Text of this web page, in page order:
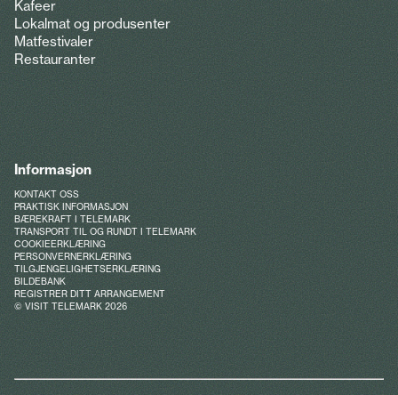
Kafeer
Lokalmat og produsenter
Matfestivaler
Restauranter
Informasjon
KONTAKT OSS
PRAKTISK INFORMASJON
BÆREKRAFT I TELEMARK
TRANSPORT TIL OG RUNDT I TELEMARK
COOKIEERKLÆRING
PERSONVERNERKLÆRING
TILGJENGELIGHETSERKLÆRING
BILDEBANK
REGISTRER DITT ARRANGEMENT
© VISIT TELEMARK 2026